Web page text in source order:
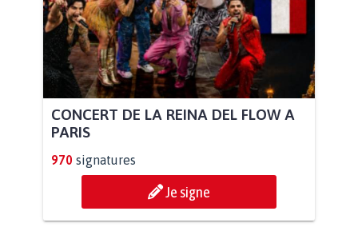
CONCERT DE LA REINA DEL FLOW A
PARIS
970 signatures
Je signe